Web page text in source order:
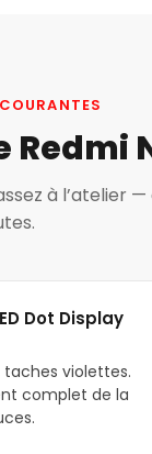
à l’atelier
Dot Display
taches violettes.
complet de la